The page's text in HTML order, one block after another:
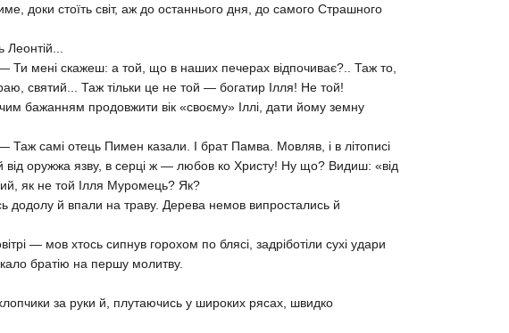
доки стоїть світ, аж до останнього дня, до самого Страшного
Ти мені скажеш: а той, що в наших печерах відпочиває?.. Таж то,
святий... Таж тільки це не той — богатир Ілля! Не той!
бажанням продовжити вік «своєму» Іллі, дати йому земну
самі отець Пимен казали. І брат Памва. Мовляв, і в літописі
від оружжа язву, в серці ж — любов ко Христу! Ну що? Видиш: «від
як не той Ілля Муромець? Як?
додолу й впали на траву. Дерева немов випростались й
— мов хтось сипнув горохом по блясі, задріботіли сухі удари
братію на першу молитву.
за руки й, плутаючись у широких рясах, швидко